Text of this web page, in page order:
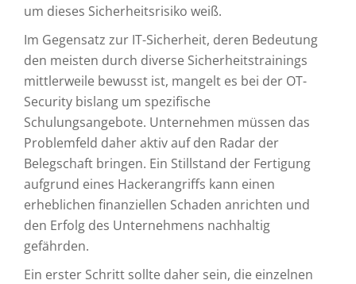
um dieses Sicherheitsrisiko weiß.
Im Gegensatz zur IT-Sicherheit, deren Bedeutung
den meisten durch diverse Sicherheitstrainings
mittlerweile bewusst ist, mangelt es bei der OT-
Security bislang um spezifische
Schulungsangebote. Unternehmen müssen das
Problemfeld daher aktiv auf den Radar der
Belegschaft bringen. Ein Stillstand der Fertigung
aufgrund eines Hackerangriffs kann einen
erheblichen finanziellen Schaden anrichten und
den Erfolg des Unternehmens nachhaltig
gefährden.
Ein erster Schritt sollte daher sein, die einzelnen